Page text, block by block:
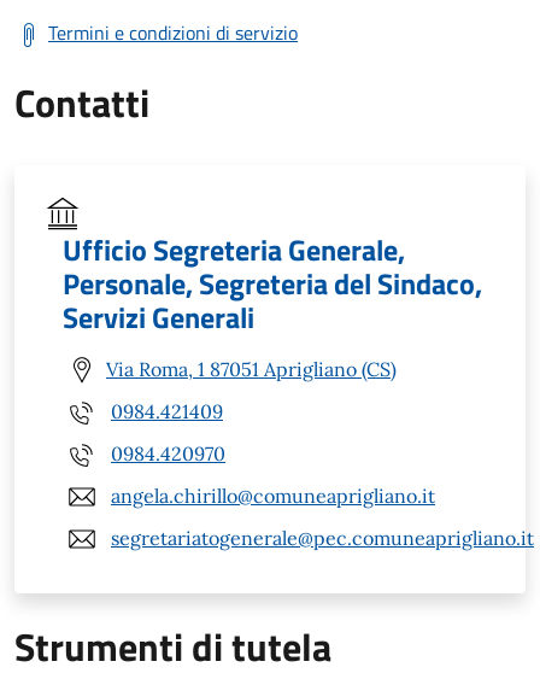
Termini e condizioni di servizio
Contatti
Ufficio Segreteria Generale,
Personale, Segreteria del Sindaco,
Servizi Generali
Via Roma, 1 87051 Aprigliano (CS)
0984.421409
0984.420970
angela.chirillo@comuneaprigliano.it
segretariatogenerale@pec.comuneaprigliano.it
Strumenti di tutela